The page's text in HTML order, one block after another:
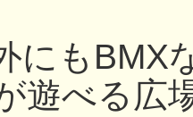
にもBMX
遊べる広